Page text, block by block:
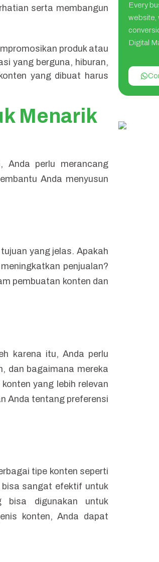
serta membangun
produk atau
yang berguna, hiburan,
yang dibuat harus
Menarik
Anda perlu merancang
Anda menyusun
yang jelas. Apakah
penjualan?
pembuatan konten dan
karena itu, Anda perlu
dan bagaimana mereka
yang lebih relevan
Anda tentang preferensi
tipe konten seperti
sangat efektif untuk
bisa digunakan untuk
konten, Anda dapat
Every
website,
Digital